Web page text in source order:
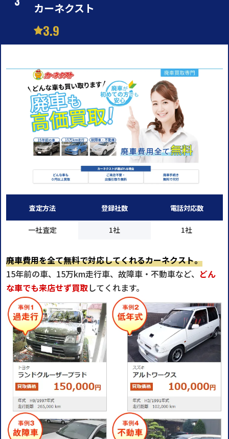
カーネクスト
3.9
査定方法
一社査定
登録社数
1社
電話対応数
1社
廃車費用を全て無料で対応してくれるカーネクスト。
15年前の車、15万km走行車、故障車・不動車など、 どん
な車でも来店せず買取してくれます。